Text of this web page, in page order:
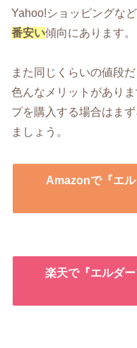
Yahoo!ショッピングな
番安い傾向にあります。
また同じくらいの値段
色んなメリットがあり
プを購入する場合はま
ましょう。
Amazonで『エ
楽天で『エルダ